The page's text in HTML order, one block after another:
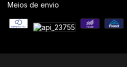
Meios de envio